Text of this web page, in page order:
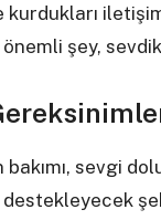
şey,
bakımı, sevgi